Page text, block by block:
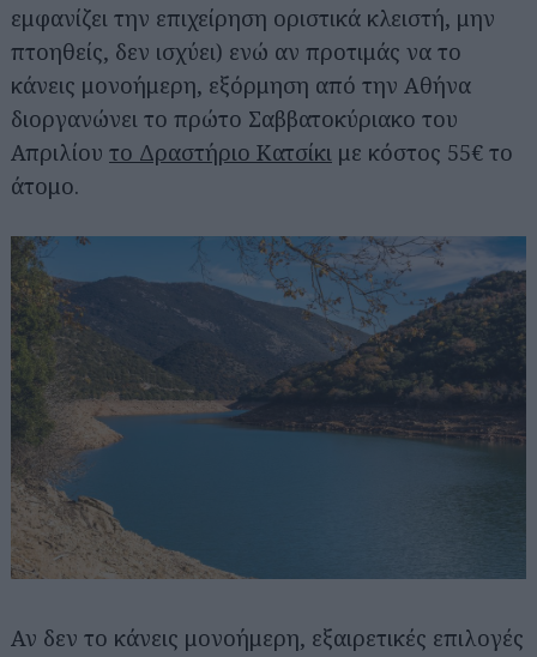
εμφανίζει την επιχείρηση οριστικά κλειστή, μην
πτοηθείς, δεν ισχύει) ενώ αν προτιμάς να το
κάνεις μονοήμερη, εξόρμηση από την Αθήνα
διοργανώνει το πρώτο Σαββατοκύριακο του
Απριλίου το Δραστήριο Κατσίκι με κόστος 55€ το
άτομο.
Αν δεν το κάνεις μονοήμερη, εξαιρετικές επιλογές